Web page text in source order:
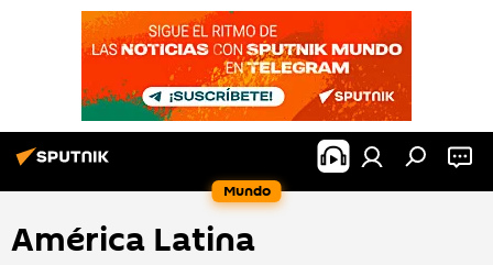
Mundo
América Latina